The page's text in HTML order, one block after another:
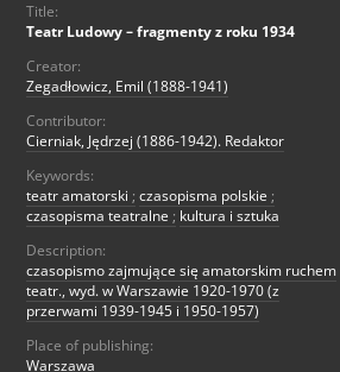
Title:
Teatr Ludowy – fragmenty z roku 1934
Creator:
Zegadłowicz, Emil (1888-1941)
Contributor:
Cierniak, Jędrzej (1886-1942). Redaktor
Keywords:
teatr amatorski ; czasopisma polskie ;
czasopisma teatralne ; kultura i sztuka
Description:
czasopismo zajmujące się amatorskim ruchem
teatr., wyd. w Warszawie 1920-1970 (z
przerwami 1939-1945 i 1950-1957)
Place of publishing:
Warszawa